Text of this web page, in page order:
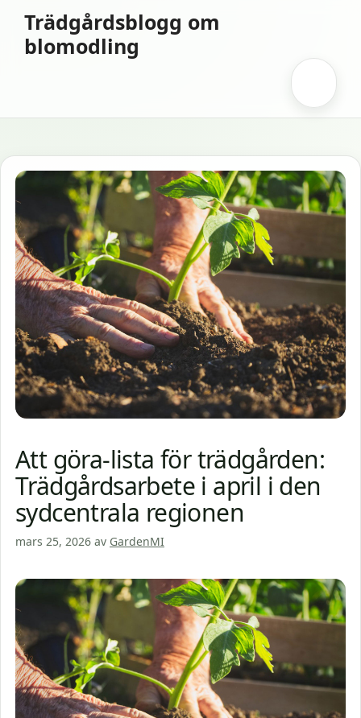
innehåll
Trädgårdsblogg om
blomodling
Att göra-lista för trädgården:
Trädgårdsarbete i april i den
sydcentrala regionen
mars 25, 2026 av GardenMI